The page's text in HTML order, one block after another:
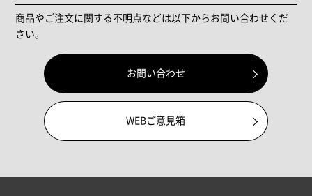
商品やご注文に関する不明点などは以下からお問い合わせくだ
さい。
お問い合わせ
WEBご意見箱